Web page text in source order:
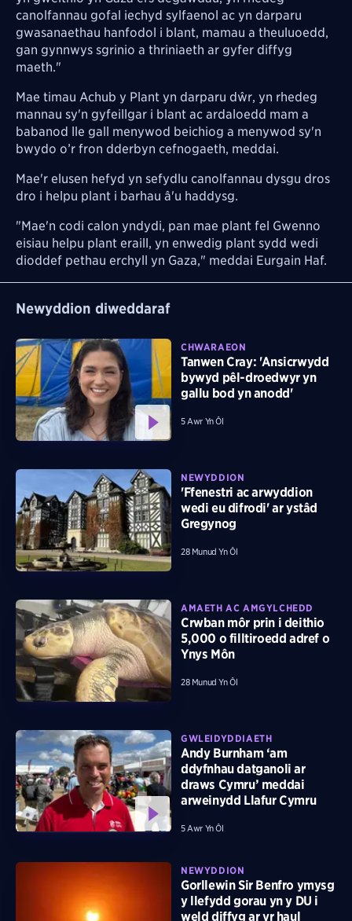
canolfannau gofal iechyd sylfaenol ac yn darparu
gwasanaethau hanfodol i blant, mamau a theuluoedd,
gan gynnwys sgrinio a thriniaeth ar gyfer diffyg
maeth."
Mae timau Achub y Plant yn darparu dŵr, yn rhedeg
mannau sy'n gyfeillgar i blant ac ardaloedd mam a
babanod lle gall menywod beichiog a menywod sy'n
bwydo o’r fron dderbyn cefnogaeth, meddai.
Mae'r elusen hefyd yn sefydlu canolfannau dysgu dros
dro i helpu plant i barhau â'u haddysg.
"Mae'n codi calon yndydi, pan mae plant fel Gwenno
eisiau helpu plant eraill, yn enwedig plant sydd wedi
dioddef pethau erchyll yn Gaza," meddai Eurgain Haf.
Newyddion diweddaraf
CHWARAEON
Tanwen Cray: 'Ansicrwydd
bywyd pêl-droedwyr yn
gallu bod yn anodd'
5 Awr Yn Ôl
NEWYDDION
'Ffenestri ac arwyddion
wedi eu difrodi' ar ystâd
Gregynog
28 Munud Yn Ôl
AMAETH AC AMGYLCHEDD
Crwban môr prin i deithio
5,000 o filltiroedd adref o
Ynys Môn
28 Munud Yn Ôl
GWLEIDYDDIAETH
Andy Burnham ‘am
ddyfnhau datganoli ar
draws Cymru’ meddai
arweinydd Llafur Cymru
5 Awr Yn Ôl
NEWYDDION
Gorllewin Sir Benfro ymysg
y llefydd gorau yn y DU i
weld diffyg ar yr haul